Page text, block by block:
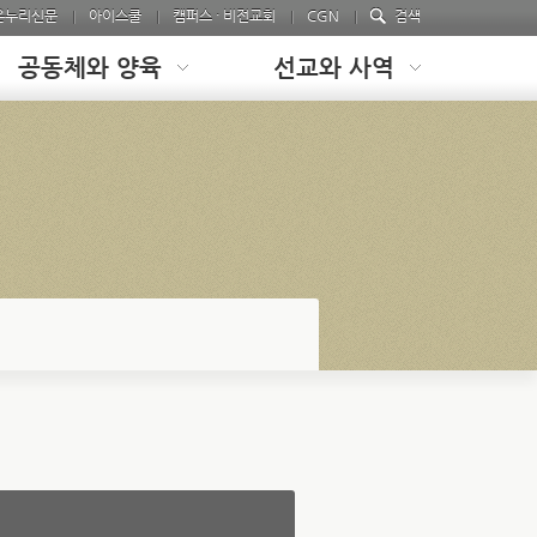
누리신문 아이스쿨 캠퍼스 · 비전교회 CGN 검색
공동체와 양육 선교와 사역